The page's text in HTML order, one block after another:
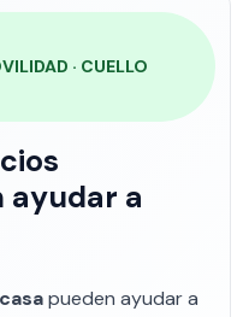
· CUELLO
ayudar a
pueden ayudar a